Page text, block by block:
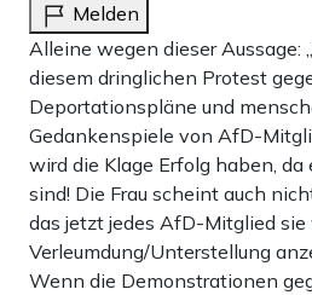
Melden
Alleine wegen dieser Aussage:
diesem dringlichen Protest
Deportationspläne und
Gedankenspiele von AfD-
wird die Klage Erfolg haben,
sind! Die Frau scheint auch
das jetzt jedes AfD-Mitglied sie
Verleumdung/Unterstellung
Wenn die Demonstrationen